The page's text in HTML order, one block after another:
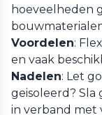
hoeveelheden
Voordelen:
en vaak
Nadelen: Let
geisoleerd? Sla
in verband met